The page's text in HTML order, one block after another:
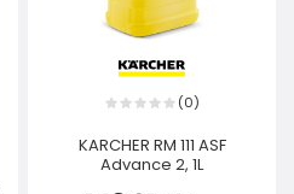
(0)
KARCHER RM 111 ASF
Advance 2, 1L